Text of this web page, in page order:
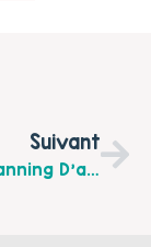
Suivant
Voici Le Planning D’activités Proposé Par L’EVS Henriville Du 3 Au 14 Mai 2021